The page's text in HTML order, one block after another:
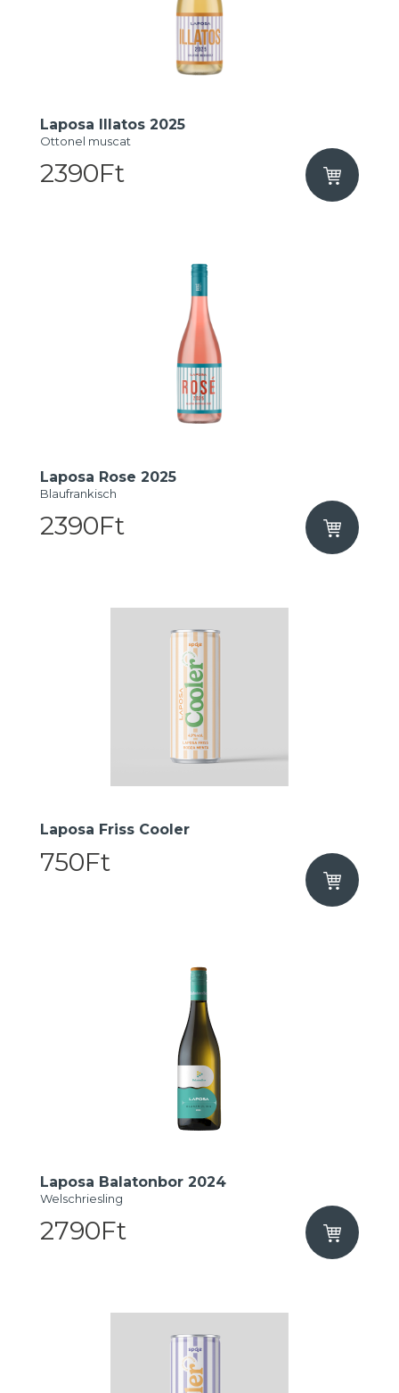
Laposa Illatos 2025
Ottonel muscat
2390Ft
Laposa Rose 2025
Blaufrankisch
2390Ft
Laposa Friss Cooler
750Ft
Laposa Balatonbor 2024
Welschriesling
2790Ft